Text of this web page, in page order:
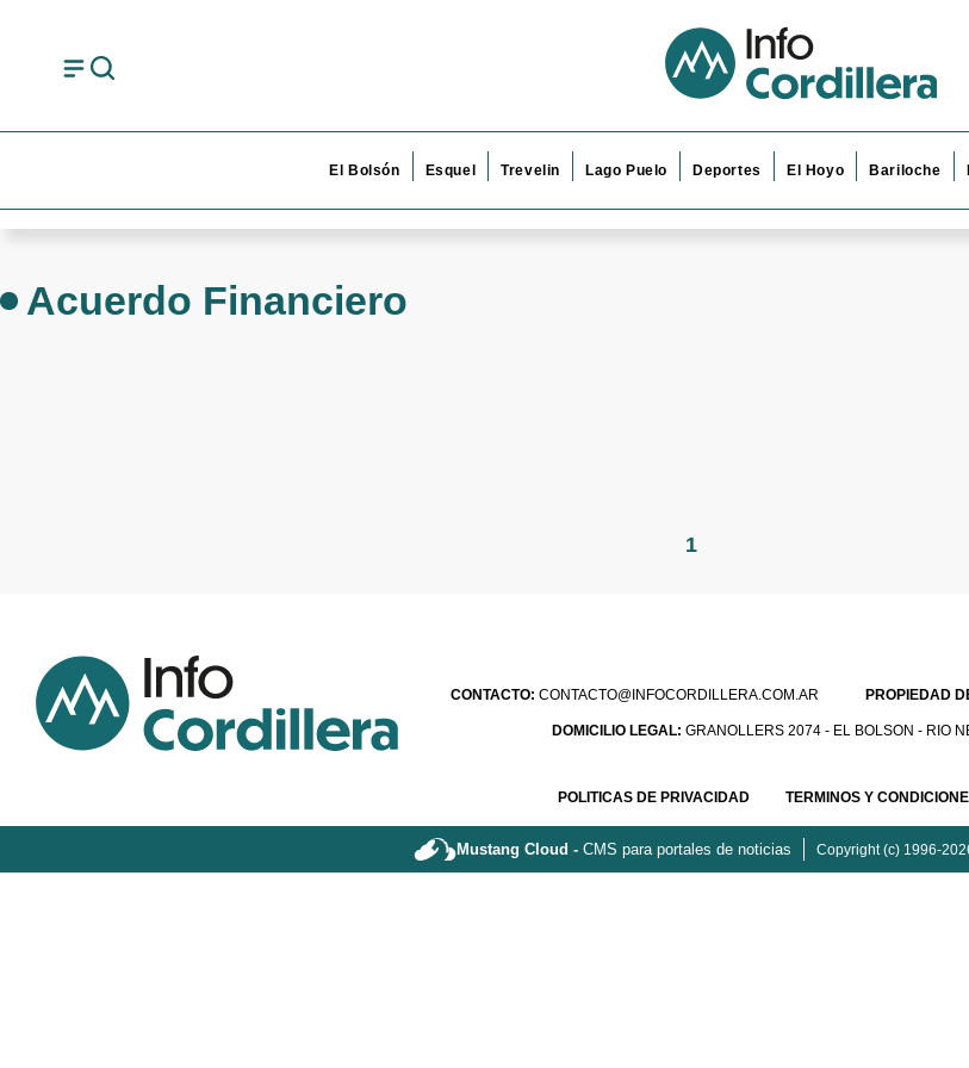
El Bolsón Esquel Trevelin Lago Puelo Deportes El Hoyo Bariloche
Acuerdo Financiero
1
CONTACTO: CONTACTO@INFOCORDILLERA.COM.AR PROPIEDAD
DOMICILIO LEGAL:GRANOLLERS 2074 - EL BOLSON - RIO
POLITICAS DE PRIVACIDAD TERMINOS Y
Mustang Cloud - CMS para portales de noticias Copyright (c) 1996-